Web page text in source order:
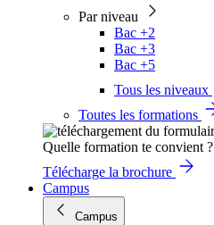
Par niveau
Bac +2
Bac +3
Bac +5
Tous les niveaux
Toutes les formations
Quelle formation te convient ?
Télécharge la brochure
Campus
Campus